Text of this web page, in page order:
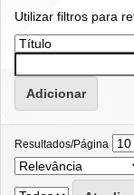
Utilizar filtros para
Resultados/Página